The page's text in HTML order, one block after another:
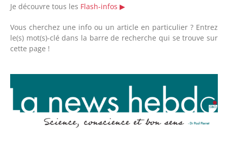
Je découvre tous les Flash-infos ▶︎
Vous cherchez une info ou un article en particulier ? Entrez
le(s) mot(s)-clé dans la barre de recherche qui se trouve sur
cette page !